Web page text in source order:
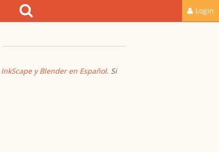
Login
InkScape y Blender en Español. Si